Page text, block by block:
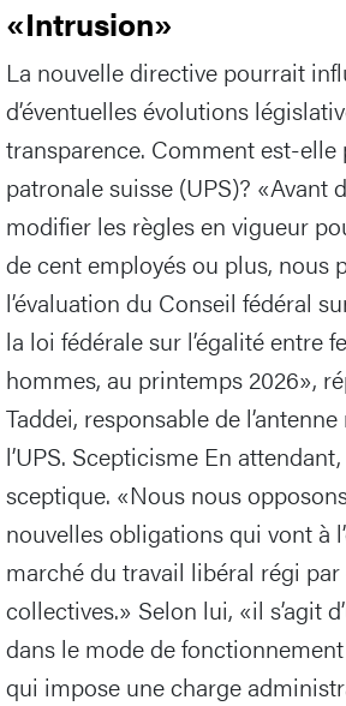
«Intrusion»
La nouvelle directive pourrait
d’éventuelles évolutions
transparence. Comment est-elle
patronale suisse (UPS)? «Avant
modifier les règles en vigueur
de cent employés ou plus, nous
l’évaluation du Conseil fédéral
la loi fédérale sur l’égalité entre
hommes, au printemps 2026»,
Taddei, responsable de
l’UPS. Scepticisme En
sceptique. «Nous nous
nouvelles obligations qui vont à
marché du travail libéral régi
collectives.» Selon lui, «il s’agit
dans le mode de
qui impose une charge